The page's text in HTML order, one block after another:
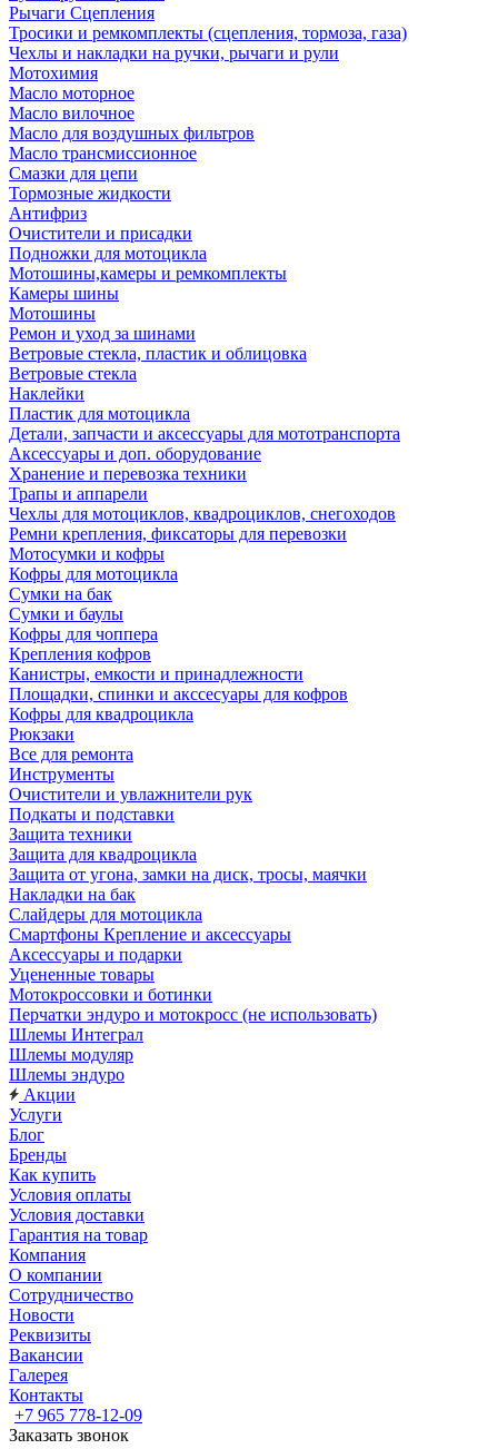
Рычаги Сцепления
Тросики и ремкомплекты (сцепления, тормоза, газа)
Чехлы и накладки на ручки, рычаги и рули
Мотохимия
Масло моторное
Масло вилочное
Масло для воздушных фильтров
Масло трансмиссионное
Смазки для цепи
Тормозные жидкости
Антифриз
Очистители и присадки
Подножки для мотоцикла
Мотошины,камеры и ремкомплекты
Камеры шины
Мотошины
Ремон и уход за шинами
Ветровые стекла, пластик и облицовка
Ветровые стекла
Наклейки
Пластик для мотоцикла
Детали, запчасти и аксессуары для мототранспорта
Аксессуары и доп. оборудование
Хранение и перевозка техники
Трапы и аппарели
Чехлы для мотоциклов, квадроциклов, снегоходов
Ремни крепления, фиксаторы для перевозки
Мотосумки и кофры
Кофры для мотоцикла
Сумки на бак
Сумки и баулы
Кофры для чоппера
Крепления кофров
Канистры, емкости и принадлежности
Площадки, спинки и акссесуары для кофров
Кофры для квадроцикла
Рюкзаки
Все для ремонта
Инструменты
Очистители и увлажнители рук
Подкаты и подставки
Защита техники
Защита для квадроцикла
Защита от угона, замки на диск, тросы, маячки
Накладки на бак
Слайдеры для мотоцикла
Смартфоны Крепление и аксессуары
Аксессуары и подарки
Уцененные товары
Мотокроссовки и ботинки
Перчатки эндуро и мотокросс (не использовать)
Шлемы Интеграл
Шлемы модуляр
Шлемы эндуро
Акции
Услуги
Блог
Бренды
Как купить
Условия оплаты
Условия доставки
Гарантия на товар
Компания
О компании
Сотрудничество
Новости
Реквизиты
Вакансии
Галерея
Контакты
+7 965 778-12-09
Заказать звонок